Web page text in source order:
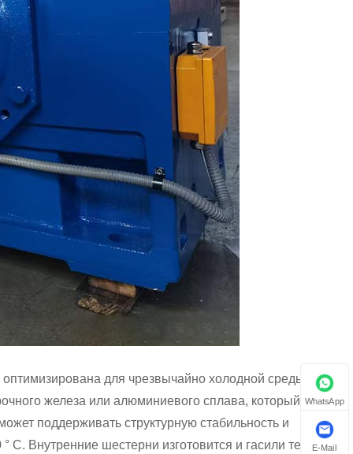
для чрезвычайно холодной среды с
железа или алюминиевого сплава, который
поддерживать структурную стабильность и
Внутренние шестерни изготовится и гасили тепло, что
WhatsApp
E-Mail